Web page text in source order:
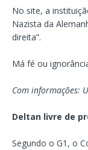
No site, a
Nazista da
direita”.
Má fé ou
Com informações:
Deltan livre de
Segundo o G1, o